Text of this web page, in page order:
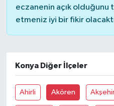
eczanenin açık olduğunu
etmeniz iyi bir fikir
Konya Diğer İlçeler
Ahirli Akören